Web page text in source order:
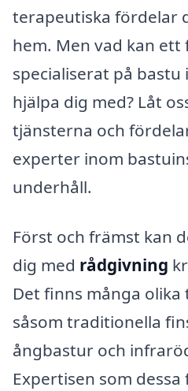
terapeutiska fördelar
hem. Men vad kan
specialiserat på bastu
hjälpa dig med? Låt
tjänsterna och
experter inom
underhåll.
Först och främst kan
dig med rådgivning
Det finns många olika
såsom traditionella
ångbastur och
Expertisen som